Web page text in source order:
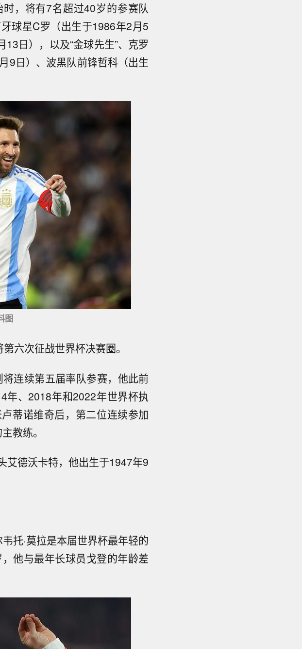
，将有7名超过40岁的参赛队
球星C罗（出生于1986年2月5
日），以及“金球先生”、克罗
9日）、波黑队前锋哲科（出生
图
六次征战世界杯决赛圈。
连续第五届率队参赛，他此前
年、2018年和2022年世界杯执
蒂诺维奇后，第二位连续参加
教练。
艾德沃卡特，他出生于1947年9
托·莫拉是本届世界杯最年轻的
他与最年长球员戈登的年龄差